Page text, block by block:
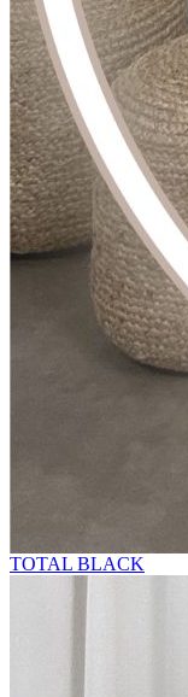
TOTAL BLACK